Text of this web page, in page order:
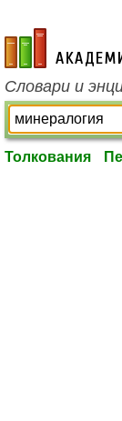
academic.ru
Словари и
Толкования